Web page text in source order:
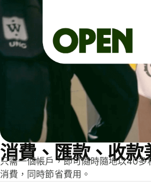
消費、匯款、收款
只需一個帳戶，即可隨時隨地以40多
消費，同時節省費用。